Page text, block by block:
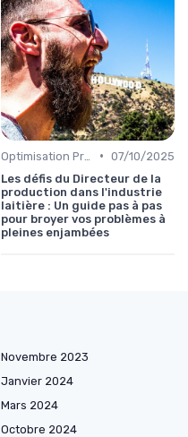
• 07/10/2025
Les défis du Directeur de la
production dans l'industrie
laitière : Un guide pas à pas
pour broyer vos problèmes à
pleines enjambées
Novembre 2023
Janvier 2024
Mars 2024
Octobre 2024